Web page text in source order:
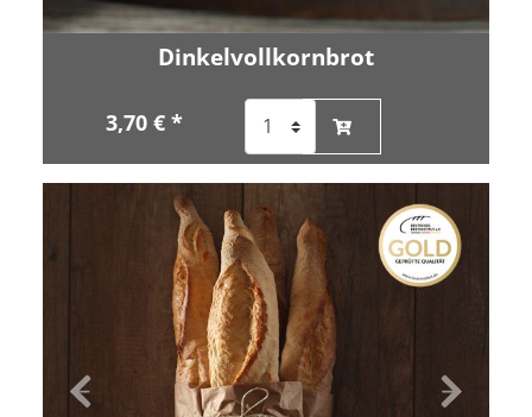
Dinkelvollkornbrot
3,70 € *
Zurück Vor